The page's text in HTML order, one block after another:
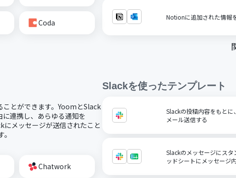
Coda
Notionに追加された情報
とができます。YoomとSlack
連携し、あらゆる通知を
メッセージが送信されたこと
Chatwork
Slackを使ったテンプレート
Slackの投稿内容をもと
メール送信する
Slackのメッセージにス
ッドシートにメッセージ